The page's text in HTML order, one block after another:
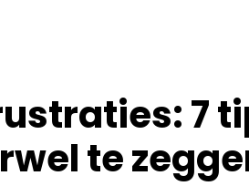
7
te